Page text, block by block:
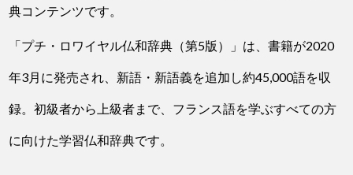
典コンテンツです。
「プチ・ロワイヤル仏和辞典（第5版）」は、書籍が2020
年3月に発売され、新語・新語義を追加し約45,000語を収
録。初級者から上級者まで、フランス語を学ぶすべての方
に向けた学習仏和辞典です。